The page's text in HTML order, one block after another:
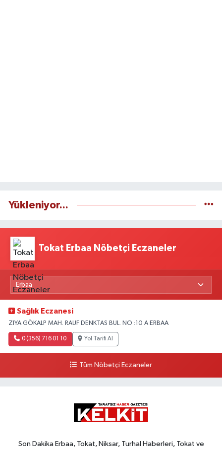
Yükleniyor...
Tokat Erbaa Nöbetçi Eczaneler
Sağlık Eczanesi
ZIYA GÖKALP MAH. RAUF DENKTAS BUL. NO :10 A ERBAA
0 (356) 716 01 10 Yol Tarifi Al
Tüm Nöbetçi Eczaneler
Son Dakika Erbaa, Tokat, Niksar, Turhal Haberleri, Tokat ve